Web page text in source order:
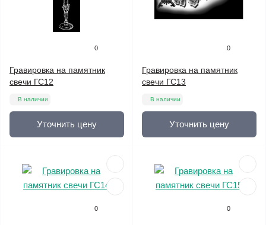
0
Гравировка на памятник
свечи ГС12
В наличии
Уточнить цену
0
Гравировка на памятник
свечи ГС13
В наличии
Уточнить цену
0 0